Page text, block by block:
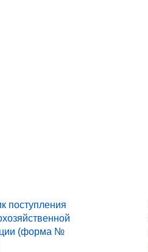
поступления
(форма №